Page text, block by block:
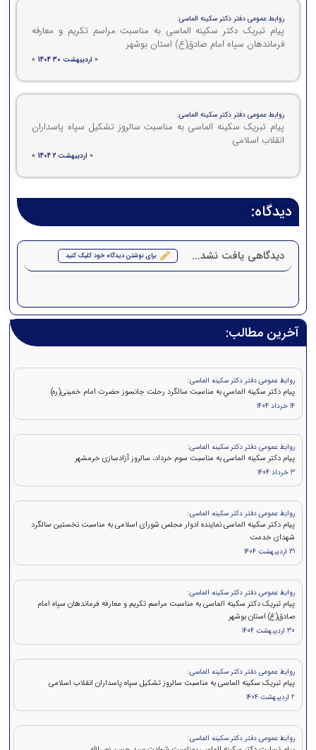
روابط عمومی دفتر دکتر سکینه الماسی:
پیام تبریک دکتر سکینه الماسی به مناسبت مراسم تکریم و معارفه
فرماندهان سپاه امام صادق(ع) استان بوشهر
« اردیبهشت 30 1404 »
روابط عمومی دفتر دکتر سکینه الماسی:
پیام تبریک سکینه الماسی به مناسبت سالروز تشکیل سپاه پاسداران
انقلاب اسلامی
« اردیبهشت 2 1404 »
دیدگاه:
دیدگاهی یافت نشد... برای نوشتن دیدگاه خود کلیک کنید
آخرین مطالب:
روابط عمومی دفتر دکتر سکینه الماسی:
پيام دکتر سكينه الماسي به مناسبت سالگرد رحلت جانسوز حضرت امام خمينی(ره)
14 خرداد 1404
روابط عمومی دفتر دکتر سکینه الماسی:
پیام دکتر سکینه الماسی به مناسبت سوم خرداد، سالروز آزادسازی خرمشهر
3 خرداد 1404
روابط عمومی دفتر دکتر سکینه الماسی:
پیام دکتر سکینه الماسی نماینده ادوار مجلس شورای اسلامی به مناسبت نخستین سالگرد
شهدای خدمت
31 اردیبهشت 1404
روابط عمومی دفتر دکتر سکینه الماسی:
پیام تبریک دکتر سکینه الماسی به مناسبت مراسم تکریم و معارفه فرماندهان سپاه امام
صادق(ع) استان بوشهر
30 اردیبهشت 1404
روابط عمومی دفتر دکتر سکینه الماسی:
پیام تبریک سکینه الماسی به مناسبت سالروز تشکیل سپاه پاسداران انقلاب اسلامی
2 اردیبهشت 1404
روابط عمومی دفتر دکتر سکینه الماسی: